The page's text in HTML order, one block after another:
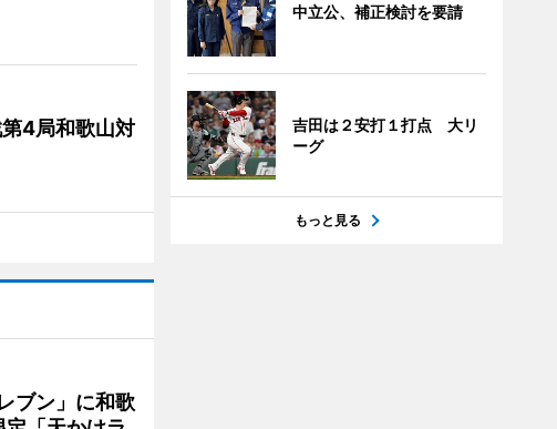
4局和歌山対
ブン」に和歌
中立公、補正検討を要請
吉田は２安打１打点 大リ
ーグ
もっと見る